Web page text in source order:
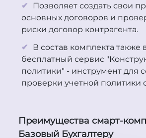
Позволяет создать свои
основных договоров и
риски договор контрагента.
В состав комплекта также
бесплатный сервис
политики" - инструмент для
проверки учетной политики
Преимущества смарт-
Базовый Бухгалтеру